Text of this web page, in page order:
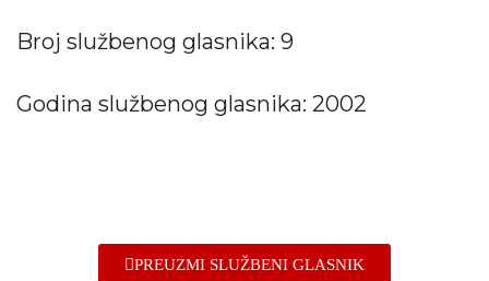
Broj službenog glasnika: 9
Godina službenog glasnika: 2002
PREUZMI SLUŽBENI GLASNIK